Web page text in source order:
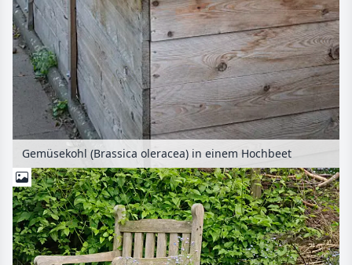
Gemüsekohl (Brassica oleracea) in einem Hochbeet